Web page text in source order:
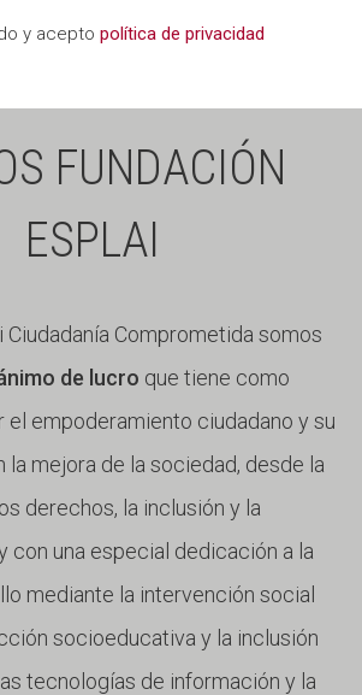
y acepto política de privacidad
FUNDACIÓN
ESPLAI
Ciudadanía Comprometida somos
de lucro que tiene como
el empoderamiento ciudadano y su
mejora de la sociedad, desde la
derechos, la inclusión y la
con una especial dedicación a la
mediante la intervención social
socioeducativa y la inclusión
tecnologías de información y la